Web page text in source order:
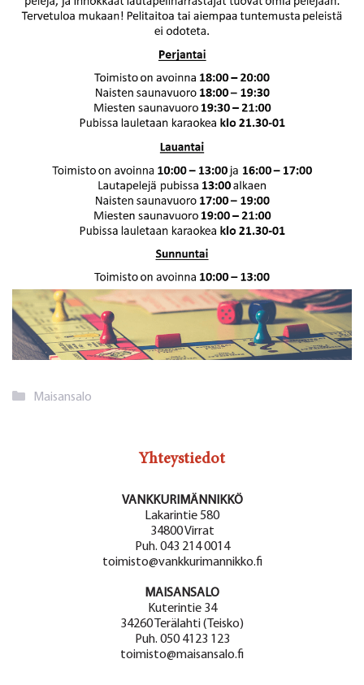
Kategoriat
Maisansalo
Yhteystiedot
VANKKURIMÄNNIKKÖ
Lakarintie 580
34800 Virrat
Puh. 043 214 0014
toimisto@vankkurimannikko.fi
MAISANSALO
Kuterintie 34
34260 Terälahti (Teisko)
Puh. 050 4123 123
toimisto@maisansalo.fi